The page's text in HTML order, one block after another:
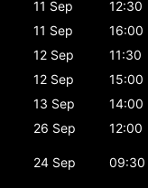
11 Sep
12:30
11 Sep
16:00
12 Sep
11:30
12 Sep
15:00
13 Sep
14:00
26 Sep
12:00
24 Sep 09:30